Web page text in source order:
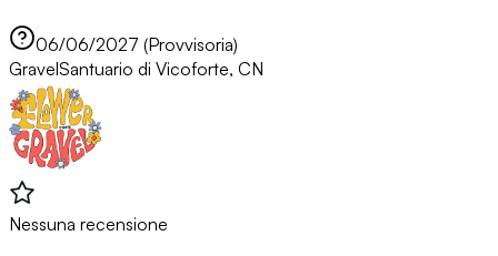
06/06/2027 (Provvisoria)
GravelSantuario di Vicoforte, CN
Nessuna recensione